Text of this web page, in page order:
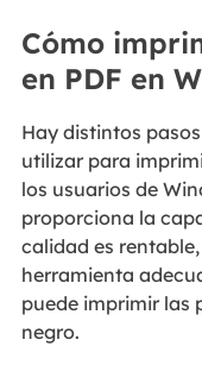
Cómo
en PDF en
Hay distintos
utilizar para
los usuarios de
proporciona la
calidad es
herramienta
puede imprimir las
negro.